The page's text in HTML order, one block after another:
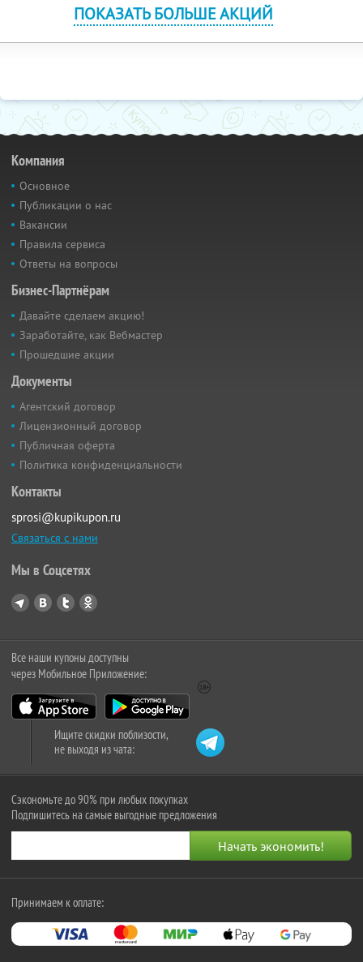
ПОКАЗАТЬ БОЛЬШЕ АКЦИЙ
Компания
Основное
Публикации о нас
Вакансии
Правила сервиса
Ответы на вопросы
Бизнес-Партнёрам
Давайте сделаем акцию!
Заработайте, как Вебмастер
Прошедшие акции
Документы
Агентский договор
Лицензионный договор
Публичная оферта
Политика конфиденциальности
Контакты
sprosi@kupikupon.ru
Связаться с нами
Мы в Соцсетях
Все наши купоны доступны
через Мобильное Приложение:
Ищите скидки поблизости,
не выходя из чата:
Сэкономьте до 90% при любых покупках
Подпишитесь на самые выгодные предложения
Принимаем к оплате: